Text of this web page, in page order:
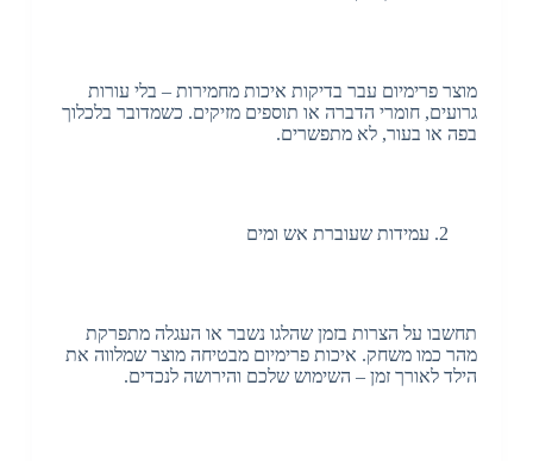
מוצר פרימיום עבר בדיקות איכות מחמירות – בלי עורות
גרועים, חומרי הדברה או תוספים מזיקים. כשמדובר בלכלוך
בפה או בעור, לא מתפשרים.
עמידות שעוברת אש ומים
תחשבו על הצרות בזמן שהלגו נשבר או העגלה מתפרקת
מהר כמו משחק. איכות פרימיום מבטיחה מוצר שמלווה את
הילד לאורך זמן – השימוש שלכם והירושה לנכדים.